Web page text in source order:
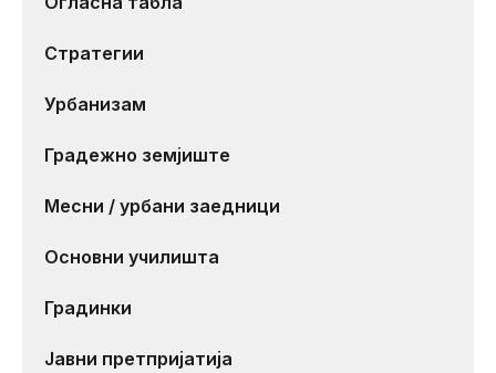
Стратегии
Урбанизам
Градежно земјиште
Месни / урбани заедници
Основни училишта
Градинки
Јавни претпријатија